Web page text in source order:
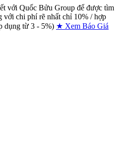
với Quốc Bửu Group để được tìm
chi phí rẽ nhất chỉ 10% / hợp
dụng từ 3 - 5%) ★ Xem Báo Giá